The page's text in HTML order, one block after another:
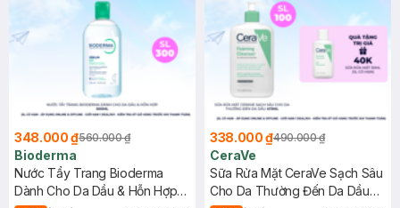
348.000 ₫560.000 ₫
Bioderma
Nước Tẩy Trang Bioderma
Dành Cho Da Dầu & Hỗn Hợp
338.000 ₫490.000 ₫
CeraVe
Sữa Rửa Mặt CeraVe Sạch Sâu
Cho Da Thường Đến Da Dầu